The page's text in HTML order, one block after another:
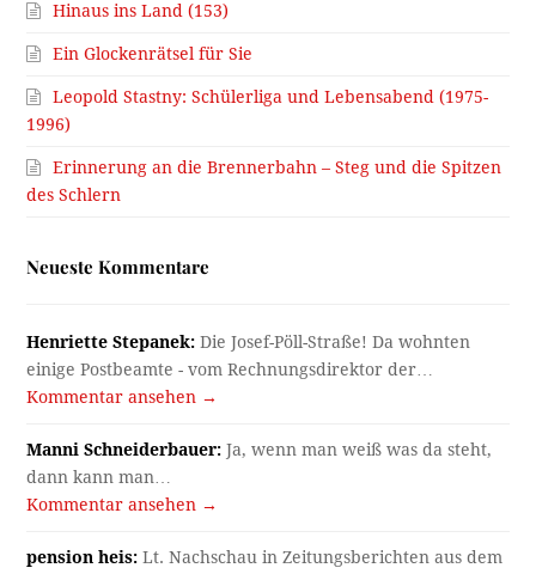
Hinaus ins Land (153)
Ein Glockenrätsel für Sie
Leopold Stastny: Schülerliga und Lebensabend (1975-
1996)
Erinnerung an die Brennerbahn – Steg und die Spitzen
des Schlern
Neueste Kommentare
Henriette Stepanek: Die Josef-Pöll-Straße! Da wohnten
einige Postbeamte - vom Rechnungsdirektor der…
Kommentar ansehen →
Manni Schneiderbauer: Ja, wenn man weiß was da steht,
dann kann man…
Kommentar ansehen →
pension heis: Lt. Nachschau in Zeitungsberichten aus dem